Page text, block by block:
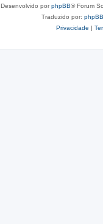
Desenvolvido porphpBB® Forum
Traduzido por:
Privacidade |